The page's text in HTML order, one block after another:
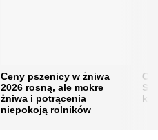
Ceny pszenicy w żniwa
2026 rosną, ale mokre
żniwa i potrącenia
niepokoją rolników